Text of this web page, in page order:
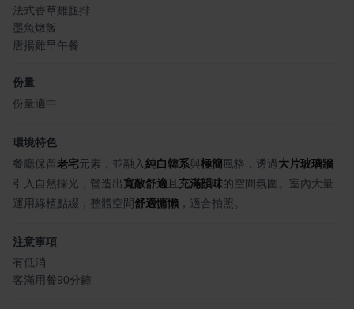
法式香草雞腿排
墨魚燉飯
唐揚雞早午餐
份量
份量適中
環境特色
餐廳保留老宅元素，並融入純白韓系與極簡風格，透過大片玻璃牆
引入自然採光，營造出寬敞舒適 且 充滿韻味的空間氛圍。室內大量
運用綠植點綴，整體空間舒適慵懶 ，適合拍照。
注意事項
有低消
客滿用餐90分鐘